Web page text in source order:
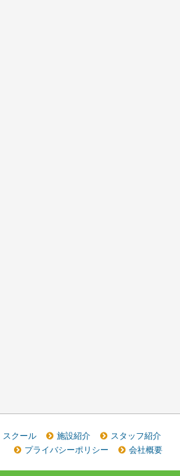
スクール 施設紹介
スタッフ紹介
プライバシーポリシー 会社概要